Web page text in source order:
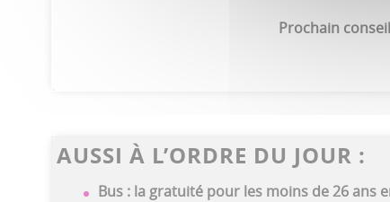
Prochain
AUSSI À L’ORDRE DU JOUR :
Bus : la gratuité pour les moins de 26 ans